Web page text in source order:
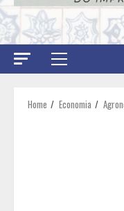
Primary
Home Economia